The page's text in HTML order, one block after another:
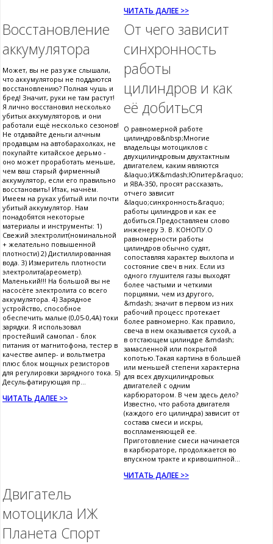
ЧИТАТЬ ДАЛЕЕ >>
Восстановление
аккумулятора
Может, вы не раз уже слышали,
что аккумуляторы не поддаются
восстановлению? Полная чушь и
бред! Значит, руки не там растут!
Я лично восстановил несколько
убитых аккумуляторов, и они
работали ещё несколько сезонов!
Не отдавайте деньги алчным
продавцам на автобарахолках, не
покупайте китайское дерьмо -
оно может проработать меньше,
чем ваш старый фирменный
аккумулятор, если его правильно
восстановить! Итак, начнём.
Имеем на руках убитый или почти
убитый аккумулятор. Нам
понадобятся некоторые
материалы и инструменты: 1)
Свежий электролит(номинальной
+ желательно повышенной
плотности) 2) Дистиллированная
вода. 3) Измеритель плотности
электролита(ареометр).
Маленький!!! На большой вы не
насосёте электролита со всего
аккумулятора. 4) Зарядное
устройство, способное
обеспечить малые (0,05-0,4А) токи
зарядки. Я использовал
простейший самопал - блок
питания от магнитофона, тестер в
качестве ампер- и вольтметра
плюс блок мощных резисторов
для регулировки зарядного тока. 5)
Десульфатирующая пр...
ЧИТАТЬ ДАЛЕЕ >>
От чего зависит
синхронность
работы
цилиндров и как
её добиться
О равномерной работе
цилиндров&nbsp;Многие
владельцы мотоциклов с
двухцилиндровым двухтактным
двигателем, каким являются
&laquo;ИЖ&mdash;Юпитер&raquo;
и ЯВА-350, просят рассказать,
отчего зависит
&laquo;синхронность&raquo;
работы цилиндров и как ее
добиться.Предоставляем слово
инженеру Э. В. КОНОПУ.О
равномерности работы
цилиндров обычно судят,
сопоставляя характер выхлопа и
состояние свеч в них. Если из
одного глушителя газы выходят
более частыми и четкими
порциями, чем из другого,
&mdash; значит в первом из них
рабочий процесс протекает
более равномерно. Как правило,
свеча в нем оказывается сухой, а
в отстающем цилиндре &mdash;
замасленной или покрытой
копотью.Такая картина в большей
или меньшей степени характерна
для всех двухцилиндровых
двигателей с одним
карбюратором. В чем здесь дело?
Известно, что работа двигателя
(каждого его цилиндра) зависит от
состава смеси и искры,
воспламеняющей ее.
Приготовление смеси начинается
в карбюраторе, продолжается во
впускном тракте и кривошипной...
ЧИТАТЬ ДАЛЕЕ >>
Двигатель
мотоцикла ИЖ
Планета Спорт